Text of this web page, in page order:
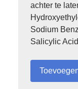
achter te
Sodium
Salicylic